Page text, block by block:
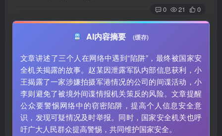
0 21 0
AI内容摘要 (缓存)
文章讲述了三个人在网络中遇到“陷阱”，最终被国家安
全机关揭露的故事。赵某因泄露军队内部信息获利，小
王揭露了一家涉嫌拍摄军港情况的公司的间谍活动，小
李则避免了被境外间谍情报机关策反的风险。文章提醒
公众要警惕网络中的窃密陷阱，提高个人信息安全意
识，发现可疑情况及时举报。同时，国家安全机关也呼
吁广大人民群众提高警惕，共同维护国家安全。